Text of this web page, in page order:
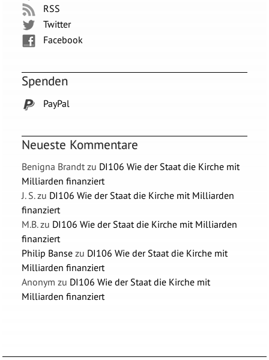
RSS
Twitter
Facebook
Spenden
PayPal
Neueste Kommentare
Benigna Brandt zu DI106 Wie der Staat die Kirche mit
Milliarden finanziert
J. S.zu DI106 Wie der Staat die Kirche mit Milliarden
finanziert
M.B.zu DI106 Wie der Staat die Kirche mit Milliarden
finanziert
Philip Banse zu DI106 Wie der Staat die Kirche mit
Milliarden finanziert
Anonym zu DI106 Wie der Staat die Kirche mit
Milliarden finanziert